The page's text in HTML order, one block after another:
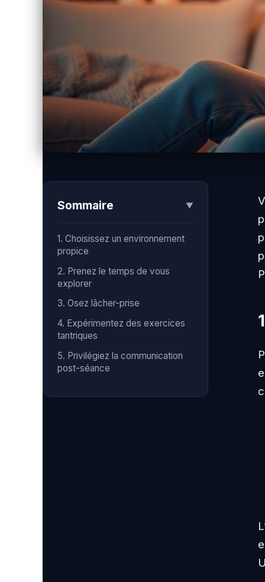
Sommaire ▼
1. Choisissez un environnement
propice
2. Prenez le temps de vous
explorer
3. Osez lâcher-prise
4. Expérimentez des exercices
tantriques
5. Privilégiez la communication
post-séance